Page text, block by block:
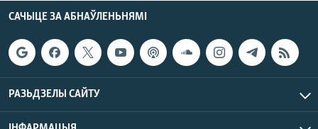
САЧЫЦЕ ЗА АБНАЎЛЕНЬНЯМІ
РАЗЬДЗЕЛЫ САЙТУ